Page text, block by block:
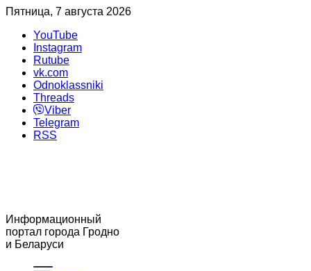
Пятница, 7 августа 2026
YouTube
Instagram
Rutube
vk.com
Odnoklassniki
Threads
Viber
Telegram
RSS
Информационный
портал города Гродно
и Беларуси